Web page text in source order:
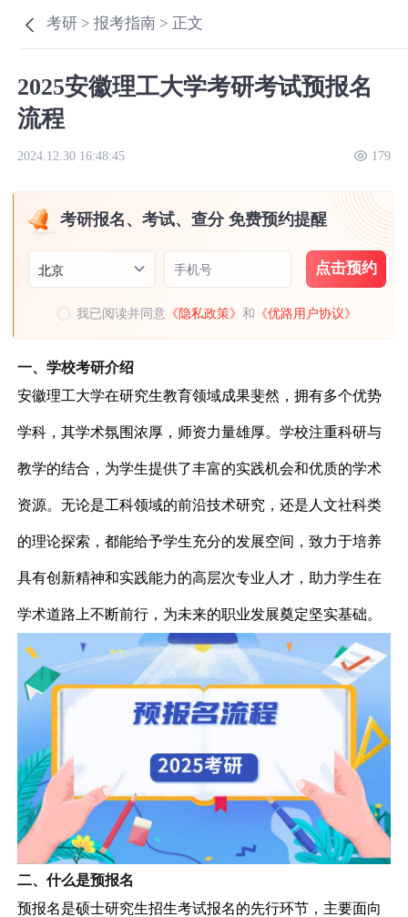
考研 >报考指南 > 正文
2025安徽理工大学考研考试预报名
流程
2024.12.30 16:48:45 179
考研报名、考试、查分 免费预约提醒
北京 手机号 点击预约
我已阅读并同意 《隐私政策》和 《优路用户协议》
一、学校考研介绍
安徽理工大学在研究生教育领域成果斐然，拥有多个优势
学科，其学术氛围浓厚，师资力量雄厚。学校注重科研与
教学的结合，为学生提供了丰富的实践机会和优质的学术
资源。无论是工科领域的前沿技术研究，还是人文社科类
的理论探索，都能给予学生充分的发展空间，致力于培养
具有创新精神和实践能力的高层次专业人才，助力学生在
学术道路上不断前行，为未来的职业发展奠定坚实基础。
二、什么是预报名
预报名是硕士研究生招生考试报名的先行环节，主要面向